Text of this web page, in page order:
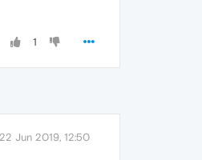
1
22 Jun 2019, 12:50